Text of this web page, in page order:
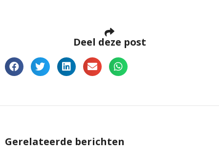
Deel deze post
Gerelateerde berichten